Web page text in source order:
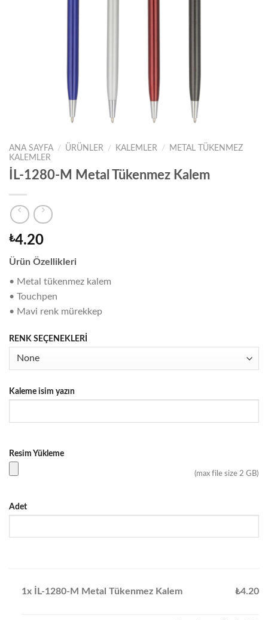
ANA SAYFA / ÜRÜNLER / KALEMLER /
METAL TÜKENMEZ
KALEMLER
İL-1280-M Metal Tükenmez Kalem
₺4.20
Ürün Özellikleri
• Metal tükenmez kalem
• Touchpen
• Mavi renk mürekkep
RENK SEÇENEKLERİ
Kaleme isim yazın
Resim Yükleme
(max file size 2 GB)
Adet
1x İL-1280-M Metal Tükenmez Kalem ₺4.20